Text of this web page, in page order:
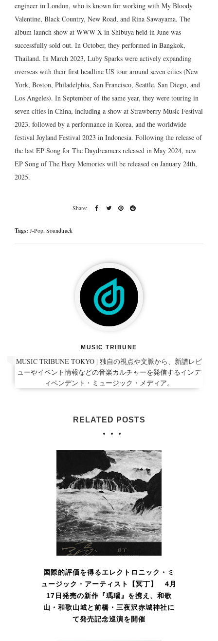
engineer in London, who is known for working with My Bloody
Valentine, Black Country, New Road, and Rina Sawayama. The
album launch show at WWW X in Shibuya held in June was
successfully sold out. In October, they performed in Bangkok,
Thailand. In March 2023, Luby Sparks were actively expanding
overseas with their first headline US tour around seven cities (New
York, Boston, Philadelphia, San Francisco, Seattle, San Diego, and
Los Angeles). In September of the same year, they were touring in
seven cities in China, including a show at Strawberry Music Festival
2023, followed by a performance in Korea, and the worldwide
festival Joyland Festival 2023 in Indonesia. Following the release of
the last EP Song for The Daydreamers released in May 2024, new
EP Song of The Hazy Memories will be released on January 24th,
2025.
Tags: J-Pop,Soundtrack
MUSIC TRIBUNE
MUSIC TRIBUNE TOKYO | 独自の視点や文脈から、新譜レビ
ューやイベント情報などの音楽カルチャーを発信するインデ
ィペンデント・ミュージック・メディア。
RELATED POSTS
国際的評価を得るエレクトロニック・ミ
ュージック・アーティスト【冥丁】 4月
17日発売の新作『瑪瑙』を携え、和歌
山・和歌山城と前橋・三夜沢赤城神社に
て発売記念巡演を開催